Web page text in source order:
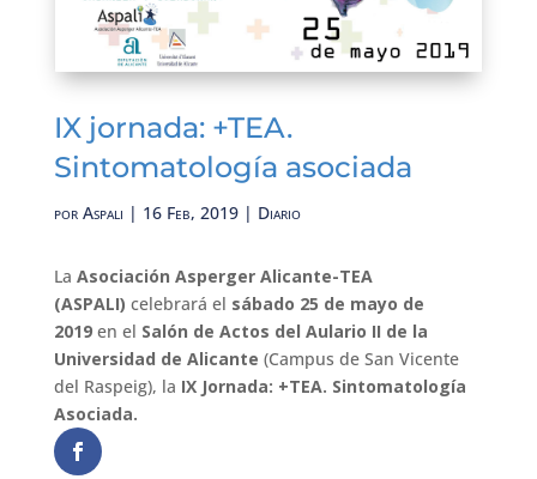
IX jornada: +TEA.
Sintomatología asociada
por Aspali | 16 Feb, 2019| Diario
La Asociación Asperger Alicante-TEA
(ASPALI) celebrará el sábado 25 de mayo de
2019en el Salón de Actos del Aulario II de la
Universidad de Alicante (Campus de San Vicente
del Raspeig), la IX Jornada: +TEA. Sintomatología
Asociada.